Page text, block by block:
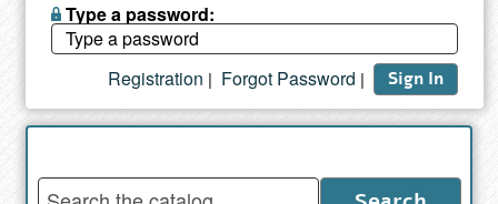
Type a password:
Sign In
|
Forgot Password
|
Registration
Enter